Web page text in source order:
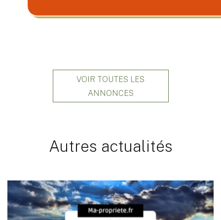
VOIR TOUTES LES
ANNONCES
Autres actualités